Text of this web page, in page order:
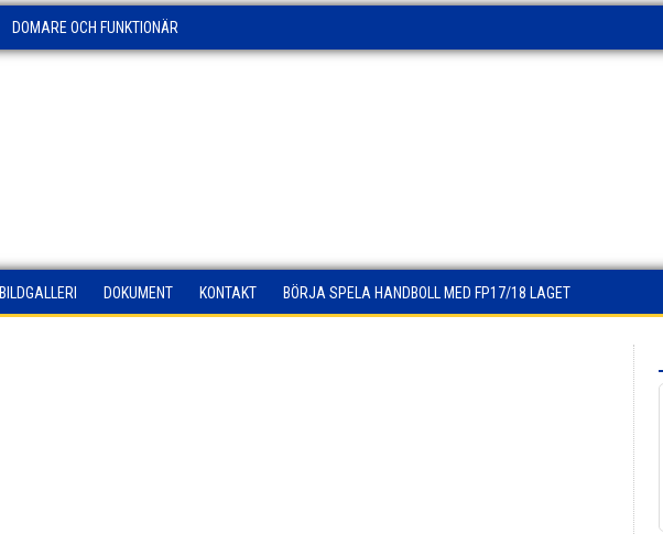
DOMARE OCH FUNKTIONÄR
BILDGALLERI DOKUMENT KONTAKT BÖRJA SPELA HANDBOLL MED FP17/18 LAGET